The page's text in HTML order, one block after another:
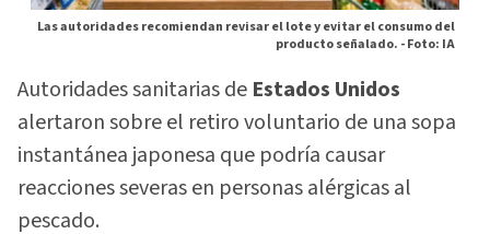
Las autoridades recomiendan revisar el lote y evitar el consumo del
producto señalado. -Foto: IA
Autoridades sanitarias de Estados Unidos
alertaron sobre el retiro voluntario de una sopa
instantánea japonesa que podría causar
reacciones severas en personas alérgicas al
pescado.